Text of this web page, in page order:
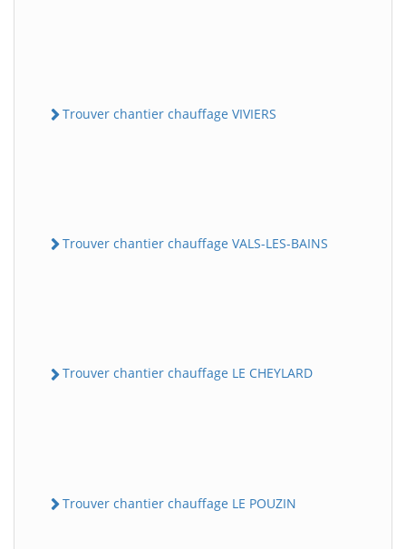
Trouver chantier chauffage VIVIERS
Trouver chantier chauffage VALS-LES-BAINS
Trouver chantier chauffage LE CHEYLARD
Trouver chantier chauffage LE POUZIN